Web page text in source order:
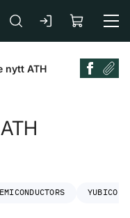
nytt ATH
YUBICO